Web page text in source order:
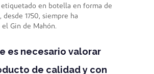
etiquetado en botella en forma de
desde 1750, siempre ha
el Gin de Mahón.
es necesario valorar
de calidady con